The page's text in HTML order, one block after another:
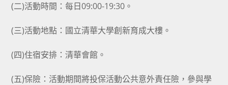
(二)活動時間：每日09:00-19:30。
(三)活動地點：國立清華大學創新育成大樓。
(四)住宿安排：清華會館。
(五)保險：活動期間將投保活動公共意外責任險，參與學